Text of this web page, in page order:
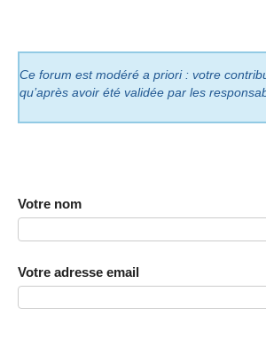
Ce forum est modéré a priori : votre
qu’après avoir été validée par les
Votre nom
Votre adresse email